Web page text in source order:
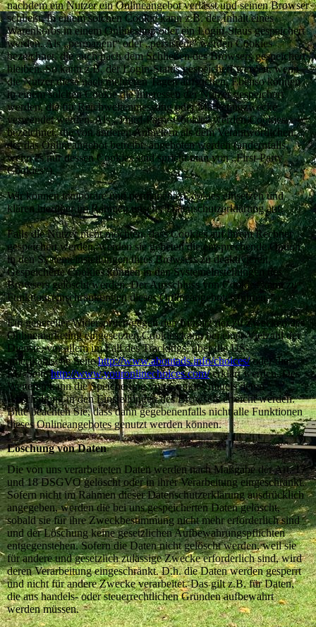
nachdem ein Nutzer ein Onlineangebot verlässt und seinen Browser
schließt. In einem solchen Cookie kann z.B. der Inhalt eines
Warenkorbs in einem Onlineshop oder ein Login-Staus gespeichert
werden. Als „permanent“ oder „persistent“ werden Cookies
bezeichnet, die auch nach dem Schließen des Browsers gespeichert
bleiben. So kann z.B. der Login-Status gespeichert werden, wenn
die Nutzer diese nach mehreren Tagen aufsuchen. Ebenso können
in einem solchen Cookie die Interessen der Nutzer gespeichert
werden, die für Reichweitenmessung oder Marketingzwecke
verwendet werden. Als „Third-Party-Cookie“ werden Cookies
bezeichnet, die von anderen Anbietern als dem Verantwortlichen,
der das Onlineangebot betreibt, angeboten werden (andernfalls,
wenn es nur dessen Cookies sind spricht man von „First-Party
Cookies“).
Wir können temporäre und permanente Cookies einsetzen und
klären hierüber im Rahmen unserer Datenschutzerklärung auf.
Falls die Nutzer nicht möchten, dass Cookies auf ihrem Rechner
gespeichert werden, werden sie gebeten die entsprechende Option
in den Systemeinstellungen ihres Browsers zu deaktivieren.
Gespeicherte Cookies können in den Systemeinstellungen des
Browsers gelöscht werden. Der Ausschluss von Cookies kann zu
Funktionseinschränkungen dieses Onlineangebotes führen.
Ein genereller Widerspruch gegen den Einsatz der zu Zwecken des
Onlinemarketing eingesetzten Cookies kann bei einer Vielzahl der
Dienste, vor allem im Fall des Trackings, über die US-
amerikanische Seitehttp://www.aboutads.info/choices/oder die
EU-Seitehttp://www.youronlinechoices.com/erklärt werden. Des
Weiteren kann die Speicherung von Cookies mittels deren
Abschaltung in den Einstellungen des Browsers erreicht werden.
Bitte beachten Sie, dass dann gegebenenfalls nicht alle Funktionen
dieses Onlineangebotes genutzt werden können.
Löschung von Daten
Die von uns verarbeiteten Daten werden nach Maßgabe der Art. 17
und 18 DSGVO gelöscht oder in ihrer Verarbeitung eingeschränkt.
Sofern nicht im Rahmen dieser Datenschutzerklärung ausdrücklich
angegeben, werden die bei uns gespeicherten Daten gelöscht,
sobald sie für ihre Zweckbestimmung nicht mehr erforderlich sind
und der Löschung keine gesetzlichen Aufbewahrungspflichten
entgegenstehen. Sofern die Daten nicht gelöscht werden, weil sie
für andere und gesetzlich zulässige Zwecke erforderlich sind, wird
deren Verarbeitung eingeschränkt. D.h. die Daten werden gesperrt
und nicht für andere Zwecke verarbeitet. Das gilt z.B. für Daten,
die aus handels- oder steuerrechtlichen Gründen aufbewahrt
werden müssen.